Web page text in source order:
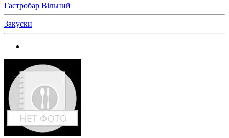
Гастробар Вільний
Закуски